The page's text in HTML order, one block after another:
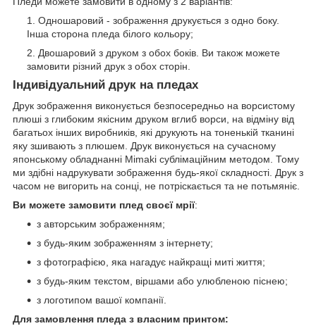
Одношаровий - зображення друкується з одно боку.
Інша сторона пледа білого кольору;
Двошаровий з друком з обох боків. Ви також можете
замовити різний друк з обох сторін.
Індивідуальний друк на пледах
Друк зображення виконується безпосередньо на ворсистому
плюші з глибоким якісним друком вглиб ворси, на відміну від
багатьох інших виробників, які друкують на тоненькій тканині
яку зшивають з плюшем. Друк виконується на сучасному
японському обладнанні Mimaki сублімаційним методом. Тому
ми здібні надрукувати зображення будь-якої складності. Друк з
часом не вигорить на сонці, не потріскається та не потьмяніє.
Ви можете замовити плед своєї мрії:
з авторським зображенням;
з будь-яким зображенням з інтернету;
з фотографією, яка нагадує найкращі миті життя;
з будь-яким текстом, віршами або улюбленою піснею;
з логотипом вашої компанії.
Для замовлення пледа з власним принтом: